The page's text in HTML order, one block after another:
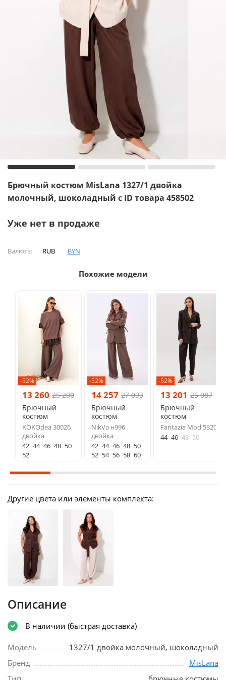
Брючный костюм MisLana 1327/1 двойка
молочный, шоколадный с ID товара 458502
Уже нет в продаже
Валюта: RUB BYN
Похожие модели
-52%
13 260 25 200
Брючный
костюм
KOKOdea 30026
двойка
42 44 46 48 50
52
-52%
14 257 27 093
Брючный
костюм
NikVa н996
двойка
42 44 46 48 50
52 54 56 58 60
-52%
13 201 25 087
Брючный
костюм
Fantazia Mod 5320
44 46 48 50
Другие цвета или элементы комплекта:
Описание
В наличии (быстрая доставка)
Модель
1327/1 двойка молочный, шоколадный
Бренд
MisLana